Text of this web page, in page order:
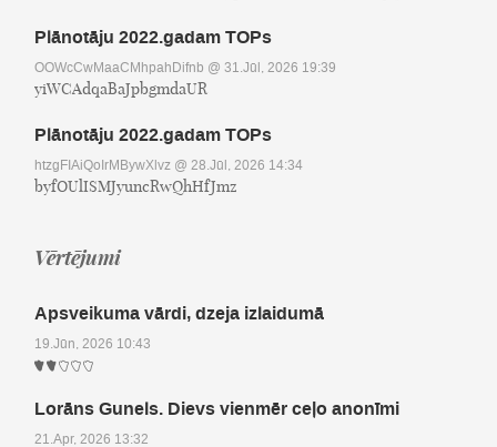
Plānotāju 2022.gadam TOPs
OOWcCwMaaCMhpahDifnb @ 31.Jūl, 2026 19:39
yiWCAdqaBaJpbgmdaUR
Plānotāju 2022.gadam TOPs
htzgFIAiQoIrMBywXlvz @ 28.Jūl, 2026 14:34
byfOUlISMJyuncRwQhHfJmz
Vērtējumi
Apsveikuma vārdi, dzeja izlaidumā
19.Jūn, 2026 10:43
Lorāns Gunels. Dievs vienmēr ceļo anonīmi
21.Apr, 2026 13:32